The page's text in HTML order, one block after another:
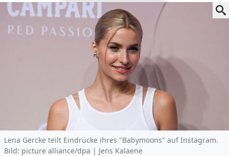
Lena Gercke teilt Eindrücke ihres "Babymoons" auf Instagram.
Bild: picture alliance/dpa | Jens Kalaene